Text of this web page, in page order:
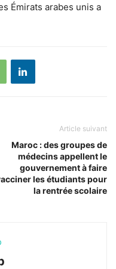
Émirats arabes unis a
Article suivant
Maroc : des groupes de
médecins appellent le
gouvernement à faire
les étudiants pour
la rentrée scolaire